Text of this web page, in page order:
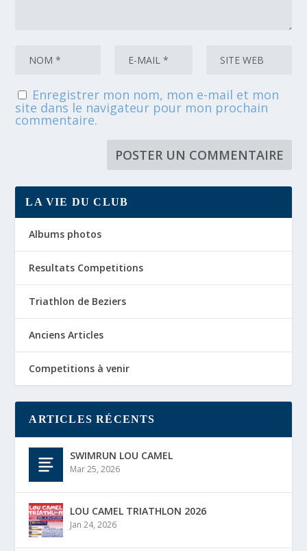
Enregistrer mon nom, mon e-mail et mon
site dans le navigateur pour mon prochain
commentaire.
LA VIE DU CLUB
Albums photos
Resultats Competitions
Triathlon de Beziers
Anciens Articles
Competitions à venir
ARTICLES RÉCENTS
SWIMRUN LOU CAMEL
Mar 25, 2026
LOU CAMEL TRIATHLON 2026
Jan 24, 2026